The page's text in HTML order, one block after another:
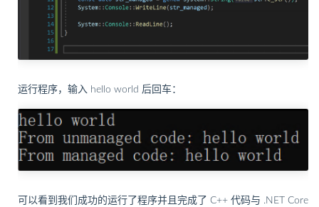
运行程序，输入 hello world 后回车：
可以看到我们成功的运行了程序并且完成了 C++ 代码与 .NET Core